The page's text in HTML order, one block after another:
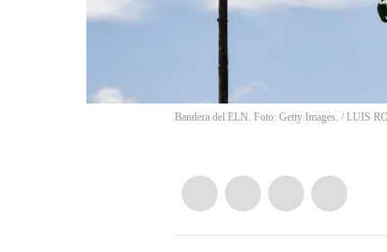
Bandera del ELN. Foto: Getty Images. / LUIS